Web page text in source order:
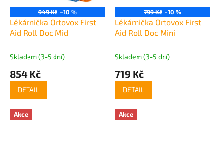
949 Kč –10 %
Lékárnička Ortovox First
Aid Roll Doc Mid
Skladem (3-5 dní)
854 Kč
DETAIL
799 Kč –10 %
Lékárnička Ortovox First
Aid Roll Doc Mini
Skladem (3-5 dní)
719 Kč
DETAIL
Akce Akce